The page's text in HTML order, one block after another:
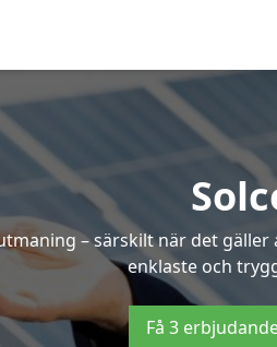
– särskilt när det
enklaste och
Få 3